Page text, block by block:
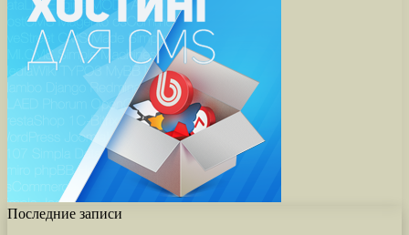
Последние записи